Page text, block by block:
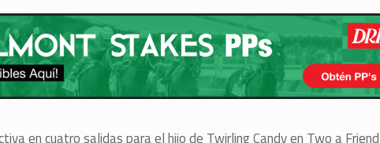
en cuatro salidas para el hijo de Twirling Candy en Two a